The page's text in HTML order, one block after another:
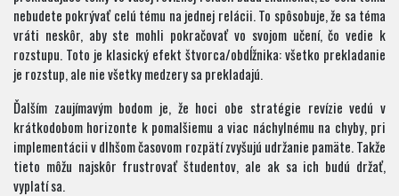
nebudete pokrývať celú tému na jednej relácii. To spôsobuje, že sa téma
vráti neskôr, aby ste mohli pokračovať vo svojom učení, čo vedie k
rozstupu. Toto je klasický efekt štvorca/obdĺžnika: všetko prekladanie
je rozstup, ale nie všetky medzery sa prekladajú.
Ďalším zaujímavým bodom je, že hoci obe stratégie revízie vedú v
krátkodobom horizonte k pomalšiemu a viac náchylnému na chyby, pri
implementácii v dlhšom časovom rozpätí zvyšujú udržanie pamäte. Takže
tieto môžu najskôr frustrovať študentov, ale ak sa ich budú držať,
vyplatí sa.